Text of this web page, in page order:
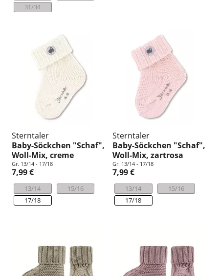
31/34
Sterntaler
Baby-Söckchen "Schaf",
Woll-Mix, creme
Gr. 13/14 - 17/18
7,99 €
13/14
15/16
17/18
Sterntaler
Baby-Söckchen "Schaf",
Woll-Mix, zartrosa
Gr. 13/14 - 17/18
7,99 €
13/14
15/16
17/18